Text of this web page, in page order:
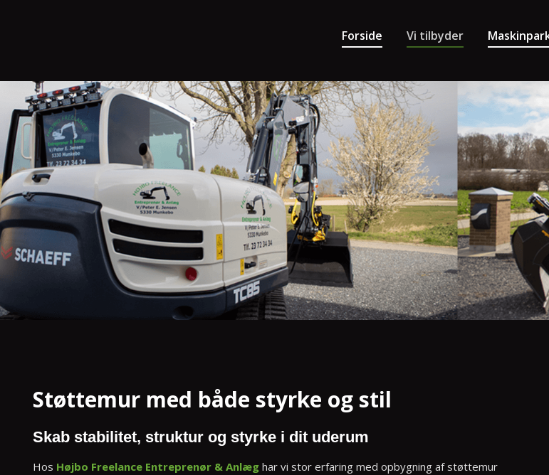
Forside Vi tilbyder
Støttemur med både styrke og stil
Skab stabilitet, struktur og styrke i dit uderum
Hos Højbo Freelance Entreprenør & Anlæg har vi stor erfaring med opbygning af støttemur